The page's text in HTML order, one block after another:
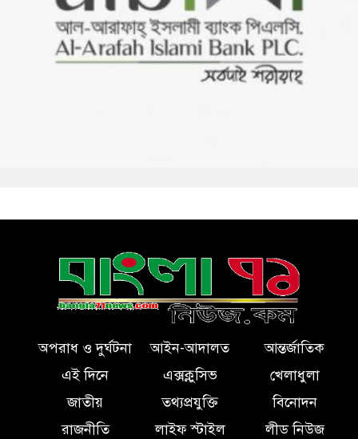
অপরাধ ও দুর্ঘটনা আইন-আদালত
আন্তর্জাতিক
এই দিনে
এক্সক্লুসিভ
খেলাধুলা
জাতীয়
তথ্যপ্রযুক্তি
বিনোদন
রাজনীতি
লাইফ স্টাইল লীড নিউজ